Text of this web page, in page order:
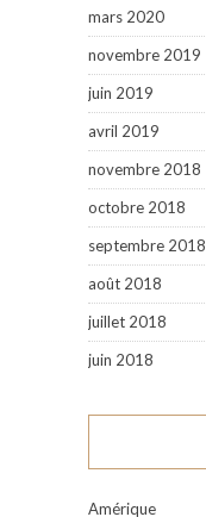
mars 2020
novembre 2019
juin 2019
avril 2019
novembre 2018
octobre 2018
septembre 2018
août 2018
juillet 2018
juin 2018
Amérique